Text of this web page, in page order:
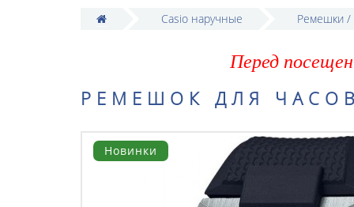
Casio наручные Ремешки /
Перед
РЕМЕШОК ДЛЯ ЧАСОВ
Новинки